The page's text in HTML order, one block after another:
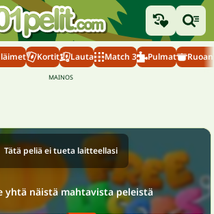
Kortit Lauta Match 3 Pulmat
Tätä peliä ei tueta laitteellasi
yhtä näistä mahtavista peleistä